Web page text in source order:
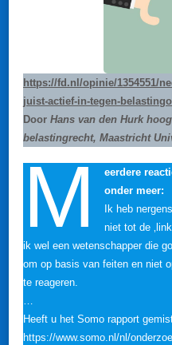
https://fd.nl/opinie/1354551/
juist-actief-in-tegen-
Door Hans van den Hurk
belastingrecht, Maastricht
M
eerdere
onder meer:
Ik heb
niet tot de
ik wel een wetenschapper die
om op basis van feiten en niet
te reageren.
…
Heeft u het Somo rapport
https://www.somo.nl/nl/